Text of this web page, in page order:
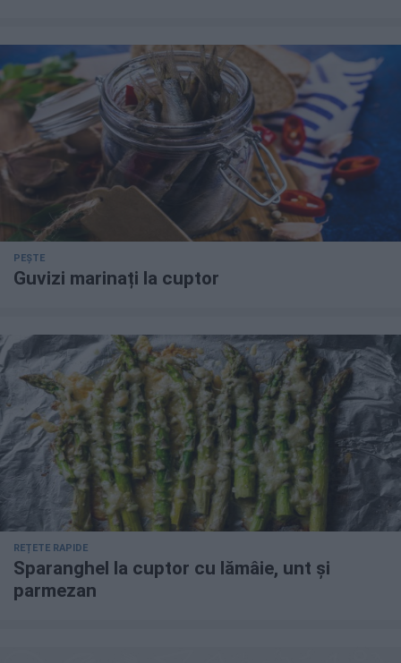
PEȘTE
Guvizi marinați la cuptor
REȚETE RAPIDE
Sparanghel la cuptor cu lămâie, unt și
parmezan